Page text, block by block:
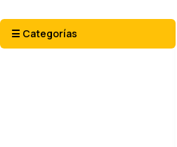
☰ Categorías